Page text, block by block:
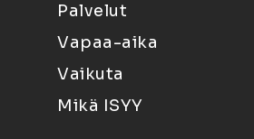
Palvelut
Vapaa-aika
Vaikuta
Mikä ISYY